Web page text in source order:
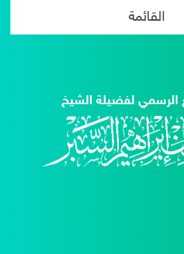
القائمة
الرسمي لفضيلة الشيخ